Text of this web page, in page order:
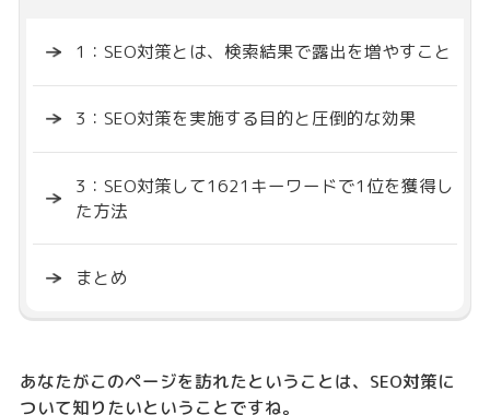
1：SEO対策とは、検索結果で露出を増やすこと
3：SEO対策を実施する目的と圧倒的な効果
3：SEO対策して1621キーワードで1位を獲得し
た方法
まとめ
あなたがこのページを訪れたということは、SEO対策に
ついて知りたいということですね。